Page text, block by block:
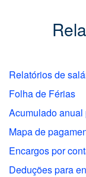
Relatórios de
Folha de Férias
Acumulado
Mapa de
Encargos por
Deduções para